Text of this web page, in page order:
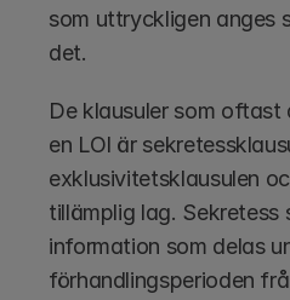
som uttryckligen anges
det.
De klausuler som oftast
en LOI är
exklusivitetsklausulen
tillämplig lag. Sekretess
information som delas
förhandlingsperioden